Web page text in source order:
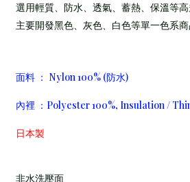
選用輕質、防水、透氣、蓄熱、保溫等高
主要開發黑色、灰色、白色等單一色系商
面料 ： Nylon 100% (防水)
內裡 ：Polyester 100%, Insulation /
日本製
非水洗壓面